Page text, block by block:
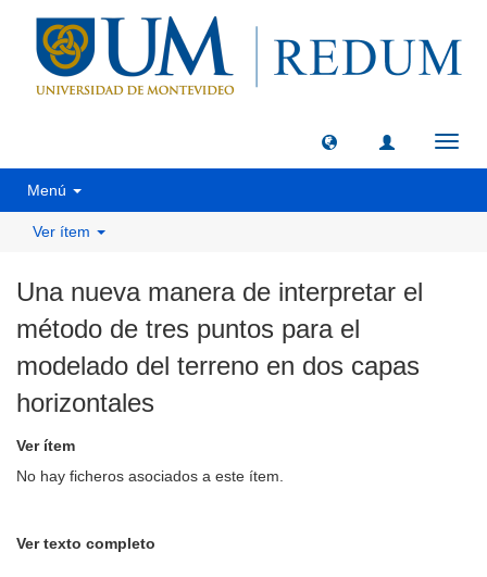
Menú
Ver ítem
Una nueva manera de interpretar el
método de tres puntos para el
modelado del terreno en dos capas
horizontales
Ver ítem
No hay ficheros asociados a este ítem.
Ver texto completo